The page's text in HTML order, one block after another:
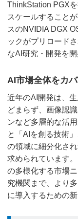
ThinkStation PGX
スケールすること
スのNVIDIA DGX
ックがプリロード
なAI研究・開発を
AI市場全体をカ
近年のAI開発は、
どまらず、画像認
ンなど多層的な活
と「AIを創る技術
の領域に細分化さ
求められています
の多様化する市場
究機関まで、より
に導入するための